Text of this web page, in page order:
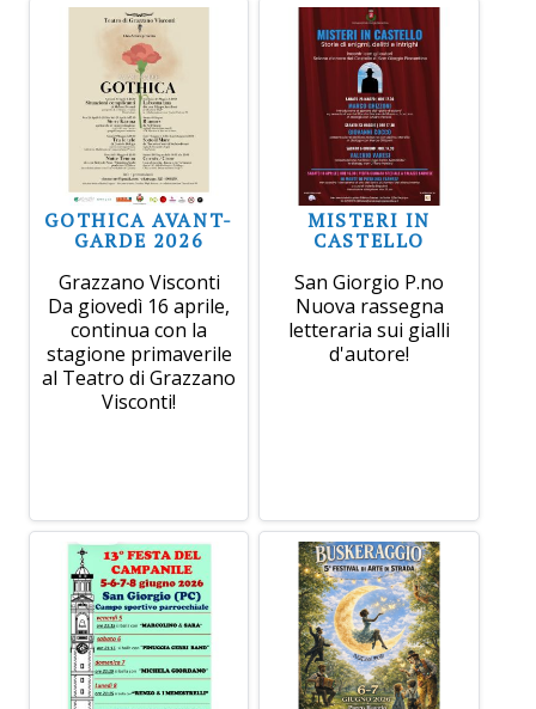
GOTHICA AVANT-
GARDE 2026
Grazzano Visconti
Da giovedì 16 aprile,
continua con la
stagione primaverile
al Teatro di Grazzano
Visconti!
MISTERI IN
CASTELLO
San Giorgio P.no
Nuova rassegna
letteraria sui gialli
d'autore!